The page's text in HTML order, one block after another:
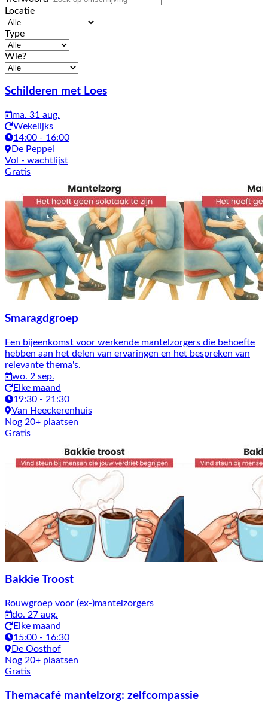
Locatie
Type
Wie?
Activiteiten
Schilderen met Loes
ma. 31 aug.
Wekelijks
14:00 - 16:00
De Peppel
Vol - wachtlijst
Gratis
Smaragdgroep
Een bijeenkomst voor werkende mantelzorgers die behoefte
hebben aan het delen van ervaringen en het bespreken van
relevante thema's.
wo. 2 sep.
Elke maand
19:30 - 21:30
Van Heeckerenhuis
Nog 20+ plaatsen
Gratis
Bakkie Troost
Rouwgroep voor (ex-)mantelzorgers
do. 27 aug.
Elke maand
15:00 - 16:30
De Oosthof
Nog 20+ plaatsen
Gratis
Themacafé mantelzorg: zelfcompassie